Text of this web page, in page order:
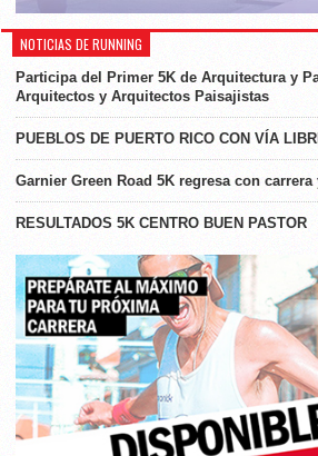
NOTICIAS DE RUNNING
Participa del Primer 5K de Arquitectura y
Arquitectos y Arquitectos Paisajistas
PUEBLOS DE PUERTO RICO CON VÍA
Garnier Green Road 5K regresa con
RESULTADOS 5K CENTRO BUEN PASTOR